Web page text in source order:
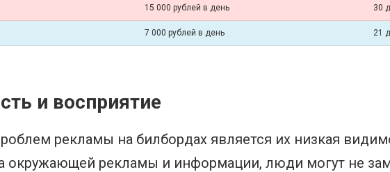
15 000 рублей в день 30
7 000 рублей в день 21
и восприятие
рекламы на билбордах является их низкая
окружающей рекламы и информации, люди могут не